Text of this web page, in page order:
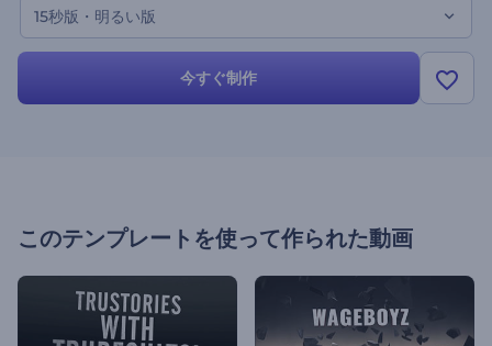
15秒版・明るい版
今すぐ制作
このテンプレートを使って作られた動画